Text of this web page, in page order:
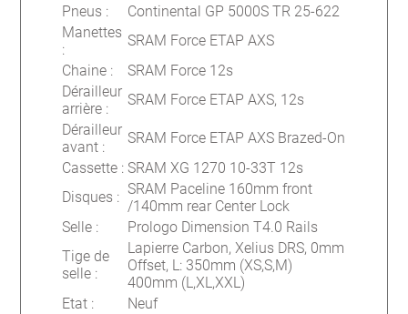
Pneus :
Continental GP 5000S TR 25-622
Manettes
:
SRAM Force ETAP AXS
Chaine :
SRAM Force 12s
Dérailleur
arrière :
SRAM Force ETAP AXS, 12s
Dérailleur
avant :
SRAM Force ETAP AXS Brazed-On
Cassette : SRAM XG 1270 10-33T 12s
Disques : SRAM Paceline 160mm front
/140mm rear Center Lock
Selle :
Prologo Dimension T4.0 Rails
Tige de
selle :
Lapierre Carbon, Xelius DRS, 0mm
Offset, L: 350mm (XS,S,M)
400mm (L,XL,XXL)
Etat : Neuf